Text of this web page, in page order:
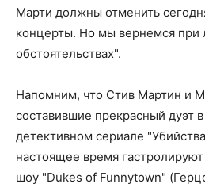
Марти должны отменить
концерты. Но мы вернемся при
обстоятельствах".
Напомним, что Стив Мартин и
составившие прекрасный дуэт
детективном сериале
настоящее время
шоу "Dukes of Funnytown"